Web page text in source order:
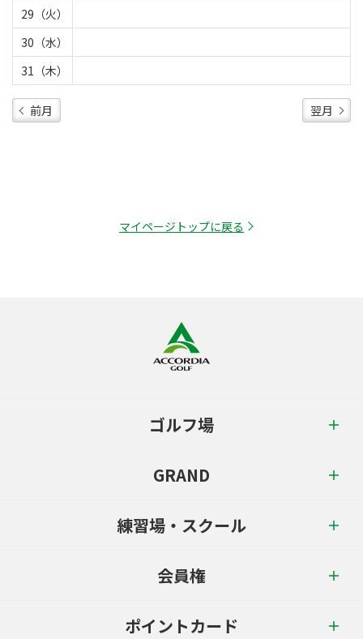
29（火）
30（水）
31（木）
前月 翌月
マイページトップに戻る
ゴルフ場
GRAND
練習場・スクール
会員権
ポイントカード